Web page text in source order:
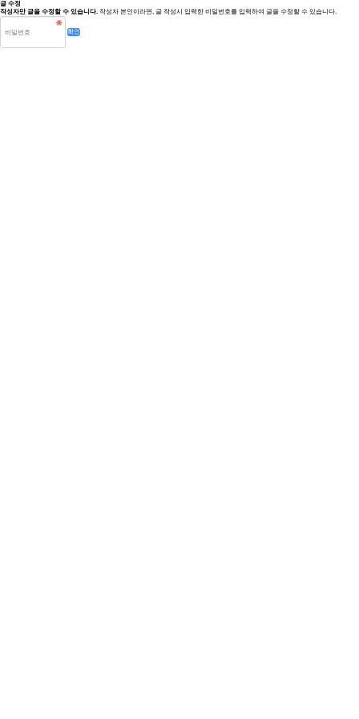
글 수정
작성자만 글을 수정할 수 있습니다. 작성자 본인이라면, 글 작성시 입력한 비밀번호를 입력하여 글을 수정할 수 있습니다.